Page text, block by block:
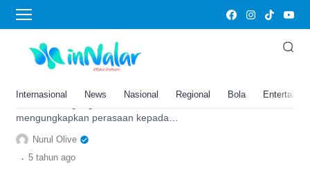
Internasional News Nasional Regional Bola
ucapan Hari Valentine
Jangan Bingung, Ini 10 Ucapan
Romantis Hari Valentine 2022
mengungkapkan perasaan kepada
pacar. Ini 10 ucapan Hari Valentine 2022
dalam bahasa Inggris.
Nurul Olive
. 5 tahun ago